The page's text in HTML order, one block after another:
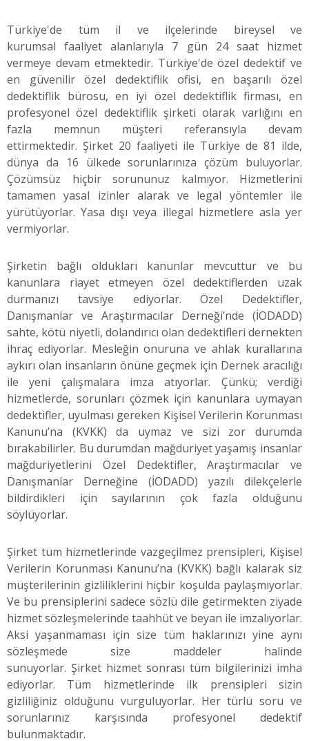
Türkiye'de tüm il ve ilçelerinde bireysel ve
kurumsal faaliyet alanlarıyla 7 gün 24 saat hizmet
vermeye devam etmektedir. Türkiye'de özel dedektif ve
en güvenilir özel dedektiflik ofisi, en başarılı özel
dedektiflik bürosu, en iyi özel dedektiflik firması, en
profesyonel özel dedektiflik şirketi olarak varlığını en
fazla memnun müşteri referansıyla devam
ettirmektedir. Şirket 20 faaliyeti ile Türkiye de 81 ilde,
dünya da 16 ülkede sorunlarınıza çözüm buluyorlar.
Çözümsüz hiçbir sorununuz kalmıyor. Hizmetlerini
tamamen yasal izinler alarak ve legal yöntemler ile
yürütüyorlar. Yasa dışı veya illegal hizmetlere asla yer
vermiyorlar.
Şirketin bağlı oldukları kanunlar mevcuttur ve bu
kanunlara riayet etmeyen özel dedektiflerden uzak
durmanızı tavsiye ediyorlar. Özel Dedektifler,
Danışmanlar ve Araştırmacılar Derneği’nde (İODADD)
sahte, kötü niyetli, dolandırıcı olan dedektifleri dernekten
ihraç ediyorlar. Mesleğin onuruna ve ahlak kurallarına
aykırı olan insanların önüne geçmek için Dernek aracılığı
ile yeni çalışmalara imza atıyorlar. Çünkü; verdiği
hizmetlerde, sorunları çözmek için kanunlara uymayan
dedektifler, uyulması gereken Kişisel Verilerin Korunması
Kanunu’na (KVKK) da uymaz ve sizi zor durumda
bırakabilirler. Bu durumdan mağduriyet yaşamış insanlar
mağduriyetlerini Özel Dedektifler, Araştırmacılar ve
Danışmanlar Derneğine (İODADD) yazılı dilekçelerle
bildirdikleri için sayılarının çok fazla olduğunu
söylüyorlar.
Şirket tüm hizmetlerinde vazgeçilmez prensipleri, Kişisel
Verilerin Korunması Kanunu’na (KVKK) bağlı kalarak siz
müşterilerinin gizliliklerini hiçbir koşulda paylaşmıyorlar.
Ve bu prensiplerini sadece sözlü dile getirmekten ziyade
hizmet sözleşmelerinde taahhüt ve beyan ile imzalıyorlar.
Aksi yaşanmaması için size tüm haklarınızı yine aynı
sözleşmede size maddeler halinde
sunuyorlar. Şirket hizmet sonrası tüm bilgilerinizi imha
ediyorlar. Tüm hizmetlerinde ilk prensipleri sizin
gizliliğiniz olduğunu vurguluyorlar. Her türlü soru ve
sorunlarınız karşısında profesyonel dedektif
bulunmaktadır.